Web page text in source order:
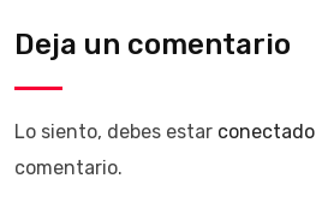
Deja un comentario
Lo siento, debes estar conectado
comentario.